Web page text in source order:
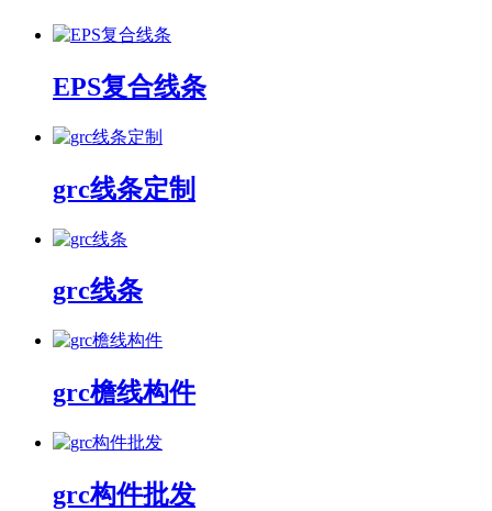
EPS复合线条
grc线条定制
grc线条
grc檐线构件
grc构件批发